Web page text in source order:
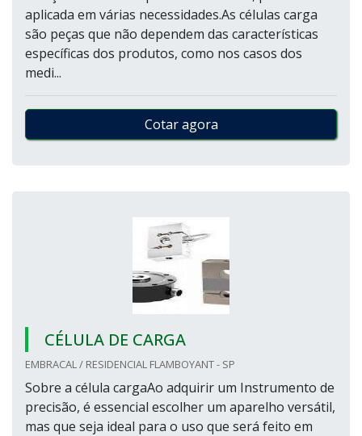
aplicada em várias necessidades.As células carga
são peças que não dependem das características
específicas dos produtos, como nos casos dos
medi...
Cotar agora
CÉLULA DE CARGA
EMBRACAL / RESIDENCIAL FLAMBOYANT - SP
Sobre a célula cargaAo adquirir um Instrumento de
precisão, é essencial escolher um aparelho versátil,
mas que seja ideal para o uso que será feito em